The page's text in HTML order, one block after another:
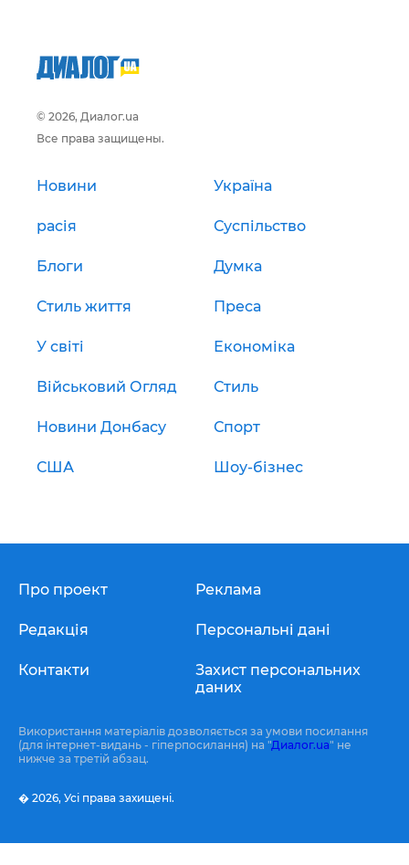
© 2026, Диалог.ua
Все права защищены.
Новини Україна
расія Суспільство
Блоги Думка
Стиль життя Преса
У світі Економіка
Військовий Огляд Стиль
Новини Донбасу Спорт
США Шоу-бізнес
Про проект
Редакція
Контакти
Реклама
Персональні дані
Захист персональних
даних
Використання матеріалів дозволяється за умови посилання
(для інтернет-видань - гіперпосилання) на "Диалог.ua" не
нижче за третій абзац.
� 2026, Усі права захищені.